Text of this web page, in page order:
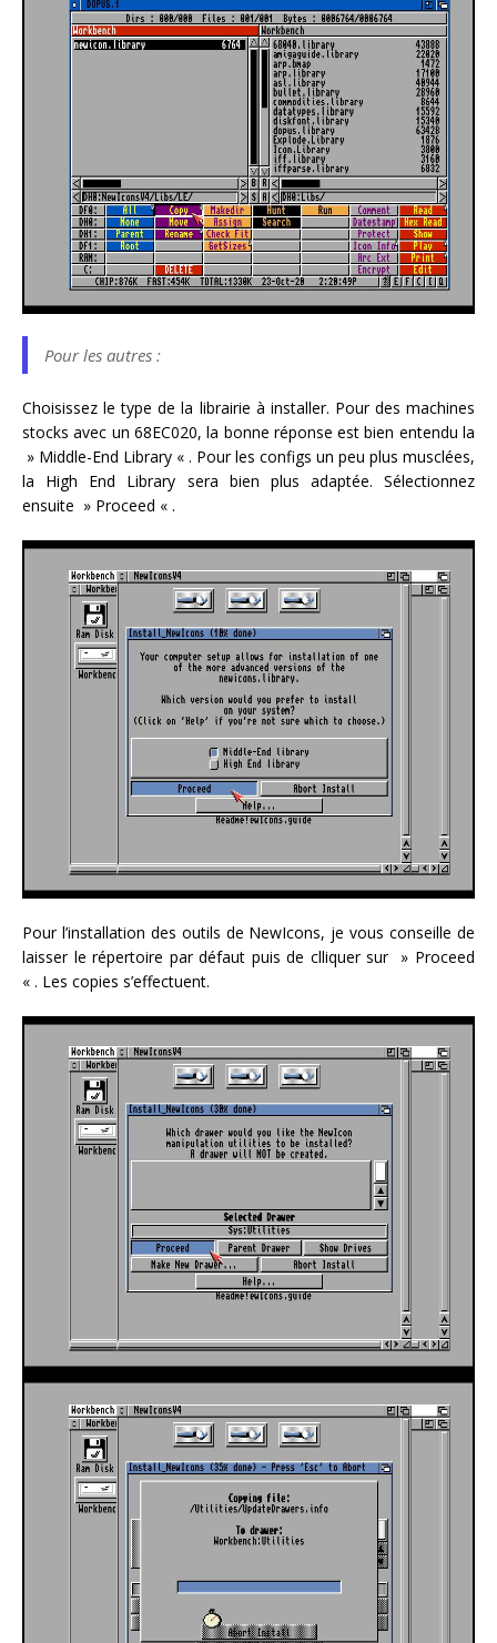
Pour les autres :
Choisissez le type de la librairie à installer. Pour des machines
stocks avec un 68EC020, la bonne réponse est bien entendu la
» Middle-End Library « . Pour les configs un peu plus musclées,
la High End Library sera bien plus adaptée. Sélectionnez
ensuite » Proceed « .
Pour l’installation des outils de NewIcons, je vous conseille de
laisser le répertoire par défaut puis de clliquer sur » Proceed
« . Les copies s’effectuent.